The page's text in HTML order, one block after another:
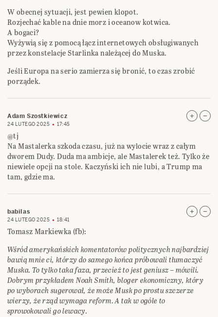
W obecnej sytuacji, jest pewien klopot.
Rozjechać kable na dnie morz i oceanow kotwica.
A bogaci?
Wyżywią się z pomocą łącz internetowych obsługiwanych
przez konstelacje Starlinka należącej do Muska.
Jeśli Europa na serio zamierza się bronić, to czas zrobić
porządek.
Adam Szostkiewicz
24 LUTEGO 2025 17:45
@tj
Na Mastalerka szkoda czasu, już na wylocie wraz z całym
dworem Dudy. Duda ma ambicje, ale Mastalerek też. Tylko że
niewiele opcji na stole. Kaczyński ich nie lubi, a Trump ma
tam, gdzie ma.
babilas
24 LUTEGO 2025 18:41
Tomasz Markiewka (fb):
Wśród amerykańskich komentatorów politycznych najbardziej
bawią mnie ci, którzy do samego końca próbowali tłumaczyć
Muska. To tylko taka faza, przecież to jest geniusz – mówili.
Dobrym przykładem Noah Smith, bloger ekonomiczny, który
po wyborach sugerował, że może Musk po prostu szczerze
wierzy, że rząd wymaga reform. A tak w ogóle to
sprowokowali go lewacy.